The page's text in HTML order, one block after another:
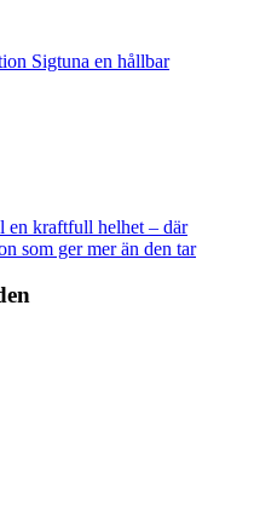
en kraftfull helhet – där
som ger mer än den tar